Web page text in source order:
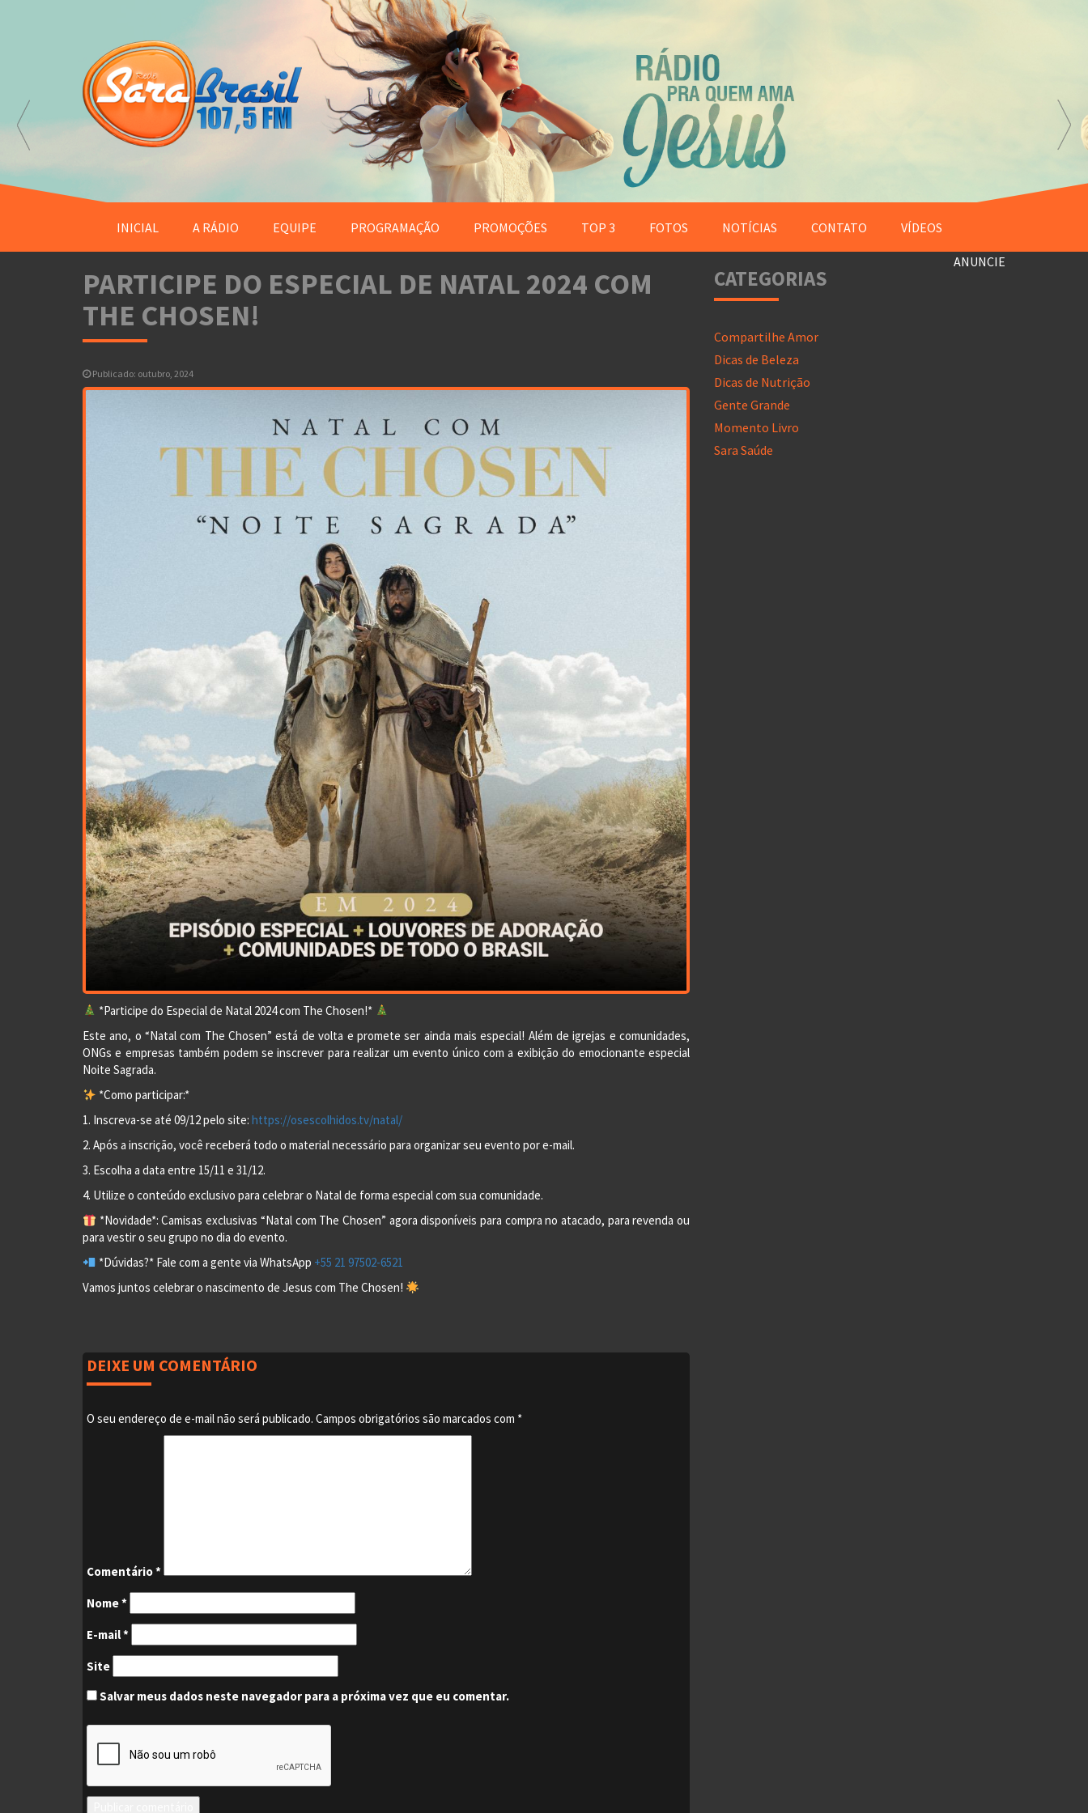
INICIAL A RÁDIO EQUIPE PROGRAMAÇÃO PROMOÇÕES TOP 3 FOTOS NOTÍCIAS CONTATO VÍDEOS
ANUNCIE
PARTICIPE DO ESPECIAL DE NATAL 2024 COM
THE CHOSEN!
Publicado: outubro, 2024
*Participe do Especial de Natal 2024 com The Chosen!*
Este ano, o “Natal com The Chosen” está de volta e promete ser ainda mais especial! Além de igrejas e comunidades,
ONGs e empresas também podem se inscrever para realizar um evento único com a exibição do emocionante especial
Noite Sagrada.
*Como participar:*
1. Inscreva-se até 09/12 pelo site: https://osescolhidos.tv/natal/
2. Após a inscrição, você receberá todo o material necessário para organizar seu evento por e-mail.
3. Escolha a data entre 15/11 e 31/12.
4. Utilize o conteúdo exclusivo para celebrar o Natal de forma especial com sua comunidade.
*Novidade*: Camisas exclusivas “Natal com The Chosen” agora disponíveis para compra no atacado, para revenda ou
para vestir o seu grupo no dia do evento.
*Dúvidas?* Fale com a gente via WhatsApp +55 21 97502-6521
Vamos juntos celebrar o nascimento de Jesus com The Chosen!
DEIXE UM COMENTÁRIO
O seu endereço de e-mail não será publicado. Campos obrigatórios são marcados com *
Comentário*
Nome*
E-mail*
Site
Salvar meus dados neste navegador para a próxima vez que eu comentar.
CATEGORIAS
Compartilhe Amor
Dicas de Beleza
Dicas de Nutrição
Gente Grande
Momento Livro
Sara Saúde